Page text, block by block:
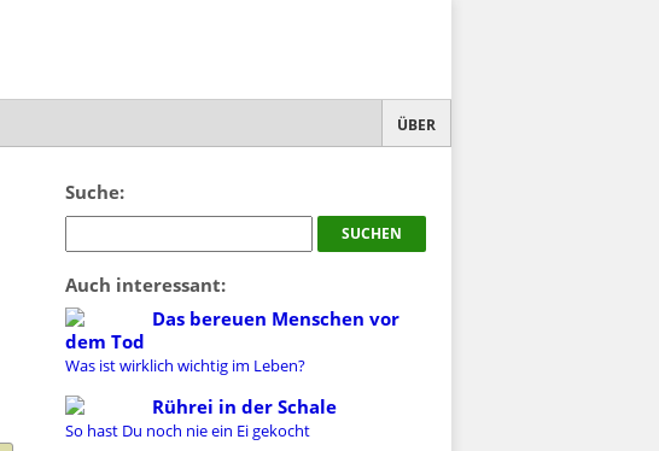
ÜBER
Suche:
Auch interessant:
Das bereuen Menschen vor
dem Tod
Was ist wirklich wichtig im Leben?
Rührei in der Schale
So hast Du noch nie ein Ei gekocht